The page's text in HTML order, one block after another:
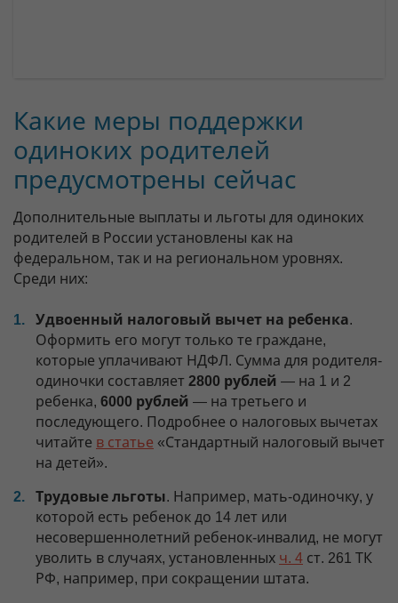
Какие меры поддержки
одиноких родителей
предусмотрены сейчас
Дополнительные выплаты и льготы для одиноких
родителей в России установлены как на
федеральном, так и на региональном уровнях.
Среди них:
Удвоенный налоговый вычет на ребенка.
Оформить его могут только те граждане,
которые уплачивают НДФЛ. Сумма для родителя-
одиночки составляет 2800 рублей — на 1 и 2
ребенка, 6000 рублей — на третьего и
последующего. Подробнее о налоговых вычетах
читайте в статье «Стандартный налоговый вычет
на детей».
Трудовые льготы. Например, мать-одиночку, у
которой есть ребенок до 14 лет или
несовершеннолетний ребенок-инвалид, не могут
уволить в случаях, установленных ч. 4 ст. 261 ТК
РФ, например, при сокращении штата.